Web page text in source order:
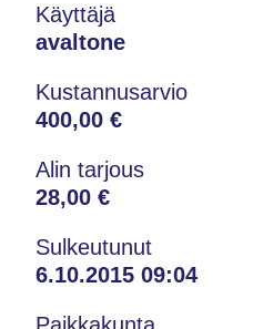
Käyttäjä
avaltone
Kustannusarvio
400,00 €
Alin tarjous
28,00 €
Sulkeutunut
6.10.2015 09:04
Paikkakunta